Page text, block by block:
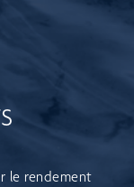
le rendement